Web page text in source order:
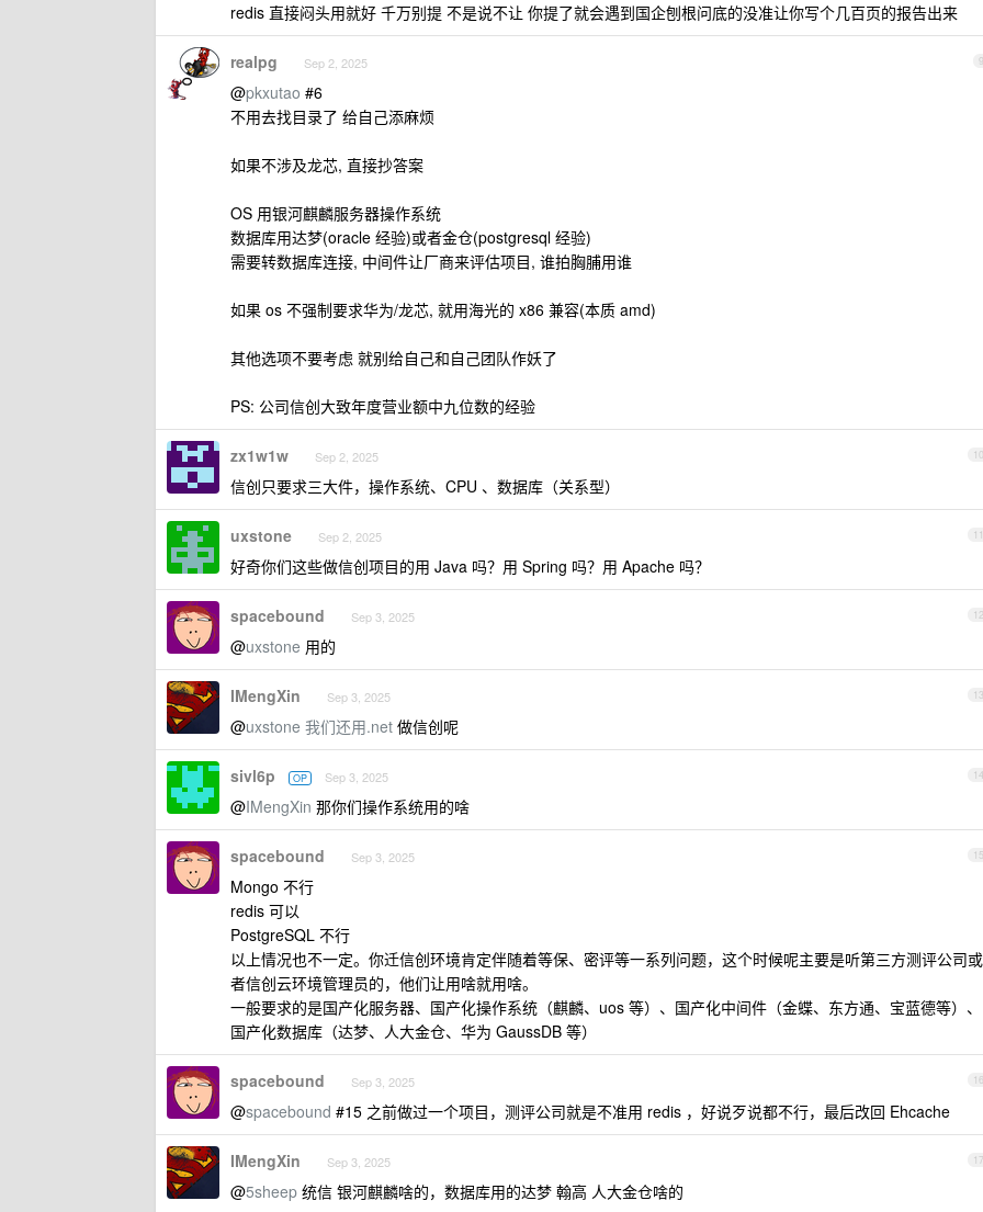
redis 直接闷头用就好 千万别提 不是说不让 你提了就会遇到国企刨根问底的没准让你写个几百页的报告出来
9
realpg Sep 2, 2025
@pkxutao #6
不用去找目录了 给自己添麻烦
如果不涉及龙芯, 直接抄答案
OS 用银河麒麟服务器操作系统
数据库用达梦(oracle 经验)或者金仓(postgresql 经验)
需要转数据库连接, 中间件让厂商来评估项目, 谁拍胸脯用谁
如果 os 不强制要求华为/龙芯, 就用海光的 x86 兼容(本质 amd)
其他选项不要考虑 就别给自己和自己团队作妖了
PS: 公司信创大致年度营业额中九位数的经验
10
zx1w1w Sep 2, 2025
信创只要求三大件，操作系统、CPU 、数据库（关系型）
11
uxstone Sep 2, 2025
好奇你们这些做信创项目的用 Java 吗？用 Spring 吗？用 Apache 吗？
12
spacebound Sep 3, 2025
@uxstone 用的
13
IMengXin Sep 3, 2025
@uxstone 我们还用.net 做信创呢
14
sivl6p OP Sep 3, 2025
@IMengXin 那你们操作系统用的啥
15
spacebound Sep 3, 2025
Mongo 不行
redis 可以
PostgreSQL 不行
以上情况也不一定。你迁信创环境肯定伴随着等保、密评等一系列问题，这个时候呢主要是听第三方测评公司或
者信创云环境管理员的，他们让用啥就用啥。
一般要求的是国产化服务器、国产化操作系统（麒麟、uos 等）、国产化中间件（金蝶、东方通、宝蓝德等）、
国产化数据库（达梦、人大金仓、华为 GaussDB 等）
16
spacebound Sep 3, 2025
@spacebound #15 之前做过一个项目，测评公司就是不准用 redis ，好说歹说都不行，最后改回 Ehcache
17
IMengXin Sep 3, 2025
@5sheep 统信 银河麒麟啥的，数据库用的达梦 翰高 人大金仓啥的